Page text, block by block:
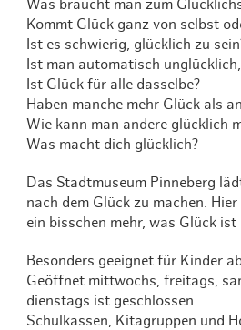
Was braucht man zum
Kommt Glück ganz von selbst
Ist es schwierig, glücklich zu
Ist man automatisch
Ist Glück für alle dasselbe?
Haben manche mehr Glück als
Wie kann man andere glücklich
Was macht dich glücklich?
Das Stadtmuseum Pinneberg
nach dem Glück zu machen.
ein bisschen mehr, was Glück
Besonders geeignet für Kinder
Geöffnet mittwochs, freitags,
dienstags ist geschlossen.
Schulkassen, Kitagruppen und